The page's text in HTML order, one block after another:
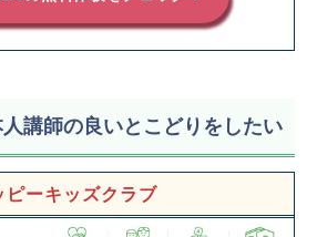
講師の良いとこどりをしたい
ピーキッズクラブ